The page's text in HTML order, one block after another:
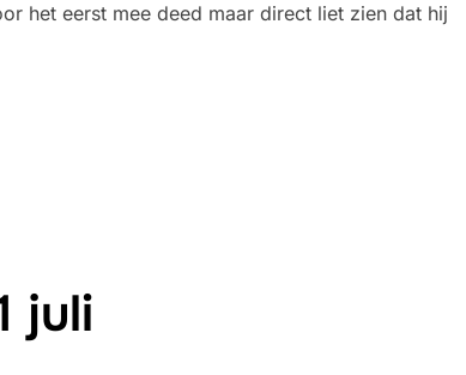
het eerst mee deed maar direct liet zien dat hij
juli